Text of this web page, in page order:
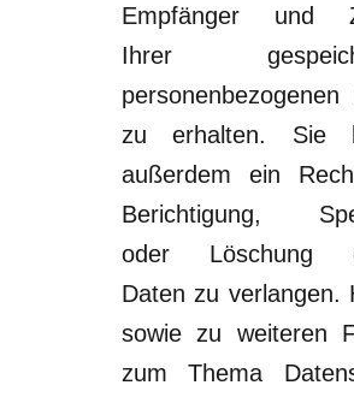
Empfänger und
Ihrer
personenbezogenen
zu erhalten. Sie
außerdem ein
Berichtigung,
oder Löschung
Daten zu verlangen.
sowie zu weiteren
zum Thema D